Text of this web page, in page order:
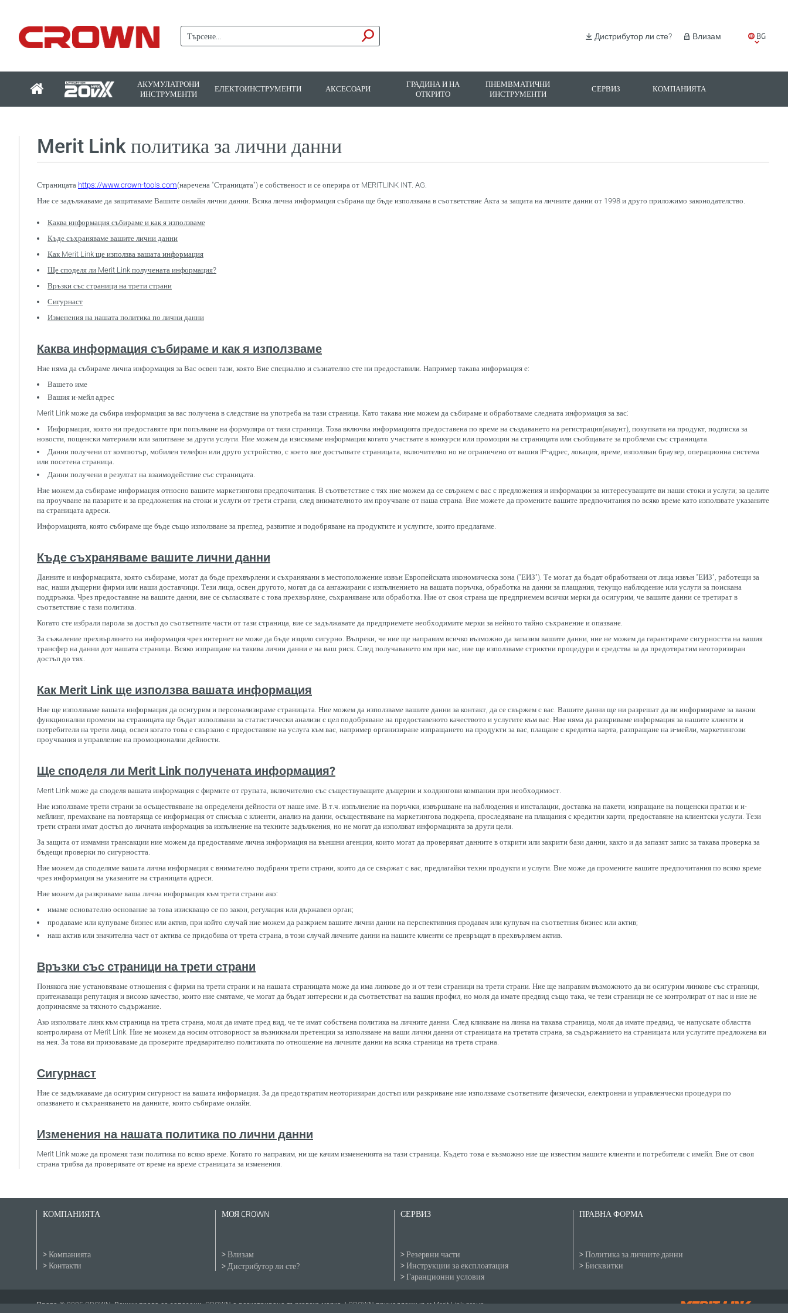
BG
Влизам
Дистрибутор ли сте?
АКУМУЛАТРОНИ
ИНСТРУМЕНТИ
ЕЛЕКТОИНСТРУМЕНТИ АКСЕСОАРИ
ГРАДИНА И НА
ОТКРИТО
ПНЕМВМАТИЧНИ
ИНСТРУМЕНТИ
СЕРВИЗ КОМПАНИЯТА
Merit Link политика за лични данни
Страницата https://www.crown-tools.com(наречена "Страницата") е собственост и се оперира от MERITLINK INT. AG.
Ние се задължаваме да защитаваме Вашите онлайн лични данни. Всяка лична информация събрана ще бъде използвана в съответствие Акта за защита на личните данни от 1998 и друго приложимо законодателство.
Каква информация събираме и как я използваме
Къде съхраняваме вашите лични данни
Как Merit Link ще използва вашата информация
Ще споделя ли Merit Link получената информация?
Връзки със страници на трети страни
Сигурнаст
Изменения на нашата политика по лични данни
Каква информация събираме и как я използваме
Ние няма да събираме лична информация за Вас освен тази, която Вие специално и съзнателно сте ни предоставили. Например такава информация е:
Вашето име
Вашия и-мейл адрес
Merit Link може да събира информация за вас получена в следствие на употреба на тази страница. Като такава ние можем да събираме и обработваме следната информация за вас:
Информация, която ни предоставяте при попълване на формуляра от тази страница. Това включва информацията предоставена по време на създаването на регистрация(акаунт), покупката на продукт, подписка за
новости, пощенски материали или запитване за други услуги. Ние можем да изискваме информация когато участвате в конкурси или промоции на страницата или съобщавате за проблеми със страницата.
Данни получени от компютър, мобилен телефон или друго устройство, с което вие достъпвате страницата, включително но не ограничено от вашия IP-адрес, локация, време, използван браузер, операционна система
или посетена страница.
Данни получени в резултат на взаимодействие със страницата.
Ние можем да събираме информация относно вашите маркетингови предпочитания. В съответствие с тях ние можем да се свържем с вас с предложения и информации за интересуващите ви наши стоки и услуги; за целите
на проучване на пазарите и за предложения на стоки и услуги от трети страни, след внимателното им проучване от наша страна. Вие можете да промените вашите предпочитания по всяко време като използвате указаните
на страницата адреси.
Информацията, която събираме ще бъде също използване за преглед, развитие и подобряване на продуктите и услугите, които предлагаме.
Къде съхраняваме вашите лични данни
Данните и информацията, която събираме, могат да бъде прехвърлени и съхранявани в местоположение извън Европейската икономическа зона ("ЕИЗ"). Те могат да бъдат обработвани от лица извън "ЕИЗ", работещи за
нас, наши дъщерни фирми или наши доставчици. Тези лица, освен другото, могат да са ангажирани с изпълнението на вашата поръчка, обработка на данни за плащания, текущо наблюдение или услуги за поискана
поддръжка. Чрез предоставяне на вашите данни, вие се съгласявате с това прехвърляне, съхраняване или обработка. Ние от своя страна ще предприемем всички мерки да осигурим, че вашите данни се третират в
съответствие с тази политика.
Когато сте избрали парола за достъп до съответните части от тази страница, вие се задължавате да предприемете необходимите мерки за нейното тайно съхранение и опазване.
За съжаление прехвърлянето на информация чрез интернет не може да бъде изцяло сигурно. Въпреки, че ние ще направим всичко възможно да запазим вашите данни, ние не можем да гарантираме сигурността на вашия
трансфер на данни дот нашата страница. Всяко изпращане на такива лични данни е на ваш риск. След получаването им при нас, ние ще използваме стриктни процедури и средства за да предотвратим неоторизиран
достъп до тях.
Как Merit Link ще използва вашата информация
Ние ще използваме вашата информация да осигурим и персонализираме страницата. Ние можем да използваме вашите данни за контакт, да се свържем с вас. Вашите данни ще ни разрешат да ви информираме за важни
функционални промени на страницата ще бъдат използвани за статистически анализи с цел подобряване на предоставеното качеството и услугите към вас. Ние няма да разкриваме информация за нашите клиенти и
потребители на трети лица, освен когато това е свързано с предоставяне на услуга към вас, например организиране изпращането на продукти за вас, плащане с кредитна карта, разпращане на и-мейли, маркетингови
проучвания и управление на промоционални дейности.
Ще споделя ли Merit Link получената информация?
Merit Link може да споделя вашата информация с фирмите от групата, включително със съществуващите дъщерни и холдингови компании при необходимост.
Ние използваме трети страни за осъществяване на определени дейности от наше име. В.т.ч. изпълнение на поръчки, извършване на наблюдения и инсталации, доставка на пакети, изпращане на пощенски пратки и и-
мейлинг, премахване на повтаряща се информация от списъка с клиенти, анализ на данни, осъществяване на маркетингова подкрепа, проследяване на плащания с кредитни карти, предоставяне на клиентски услуги. Тези
трети страни имат достъп до личната информация за изпълнение на техните задължения, но не могат да използват информацията за други цели.
За защита от измамни трансакции ние можем да предоставяме лична информация на външни агенции, които могат да проверяват данните в открити или закрити бази данни, както и да запазят запис за такава проверка за
бъдещи проверки по сигурността.
Ние можем да споделяме вашата лична информация с внимателно подбрани трети страни, които да се свържат с вас, предлагайки техни продукти и услуги. Вие може да промените вашите предпочитания по всяко време
чрез информация на указаните на страницата адреси.
Ние можем да разкриваме ваша лична информация към трети страни ако:
имаме основателно основание за това изискващо се по закон, регулация или държавен орган;
продаваме или купуваме бизнес или актив, при който случай ние можем да разкрием вашите лични данни на перспективния продавач или купувач на съответния бизнес или актив;
наш актив или значителна част от актива се придобива от трета страна, в този случай личните данни на нашите клиенти се превръщат в прехвърляем актив.
Връзки със страници на трети страни
Понякога ние установяваме отношения с фирми на трети страни и на нашата страницата може да има линкове до и от тези страници на трети страни. Ние ще направим възможното да ви осигурим линкове със страници,
притежаващи репутация и високо качество, които ние смятаме, че могат да бъдат интересни и да съответстват на вашия профил, но моля да имате предвид също така, че тези страници не се контролират от нас и ние не
допринасяме за тяхното съдържание.
Ако използвате линк към страница на трета страна, моля да имате пред вид, че те имат собствена политика на личните данни. След кликване на линка на такава страница, моля да имате предвид, че напускате областта
контролирана от Merit Link. Ние не можем да носим отговорност за възникнали претенции за използване на ваши лични данни от страницата на третата страна, за съдържанието на страницата или услугите предложена ви
на нея. За това ви призоваваме да проверите предварително политиката по отношение на личните данни на всяка страница на трета страна.
Сигурнаст
Ние се задължаваме да осигурим сигурност на вашата информация. За да предотвратим неоторизиран достъп или разкриване ние използваме съответните физически, електронни и управленчески процедури по
опазването и съхраняването на данните, които събираме онлайн.
Изменения на нашата политика по лични данни
Merit Link може да променя тази политика по всяко време. Когато го направим, ни ще качим измененията на тази страница. Където това е възможно ние ще известим нашите клиенти и потребители с имейл. Вие от своя
страна трябва да проверявате от време на време страницата за изменения.
КОМПАНИЯТА
Компанията
Контакти
МОЯ CROWN
Влизам
Дистрибутор ли сте?
СЕРВИЗ
Резервни части
Инструкции за експлоатация
Гаранционни условия
ПРАВНА ФОРМА
Политика за личните данни
Бисквитки
Права © 2025 CROWN. Всички права са запазени. CROWN е регистрирана търговска марка. | CROWN принадлежи към Merit Link group.